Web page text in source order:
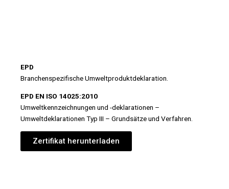
EPD
Branchenspezifische Umweltproduktdeklaration.
EPD EN ISO 14025:2010
Umweltkennzeichnungen und -deklarationen –
Umweltdeklarationen Typ III – Grundsätze und Verfahren.
Zertifikat herunterladen